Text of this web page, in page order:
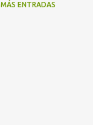
MÁS ENTRADAS